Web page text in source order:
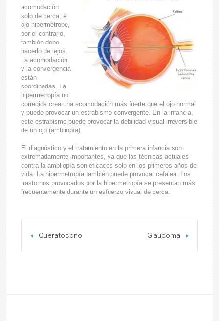
acomodación
solo de cerca; el
ojo hipermétrope,
por el contrario,
también debe
hacerlo de lejos.
La acomodación
y la convergencia
están
coordinadas. La
hipermetropía no
corregida crea una acomodación más fuerte que el ojo normal
y puede provocar un estrabismo convergente. En la infancia,
este estrabismo puede provocar la debilidad visual irreversible
de un ojo (ambliopía).
El diagnóstico y el tratamiento en la primera infancia son
extremadamente importantes, ya que las técnicas actuales
contra la ambliopía son eficaces solo en los primeros años de
vida. La hipermetropía también puede provocar cefalea. Los
trastornos provocados por la hipermetropía se presentan más
frecuentemente durante un esfuerzo visual de cerca.
Queratocono Glaucoma